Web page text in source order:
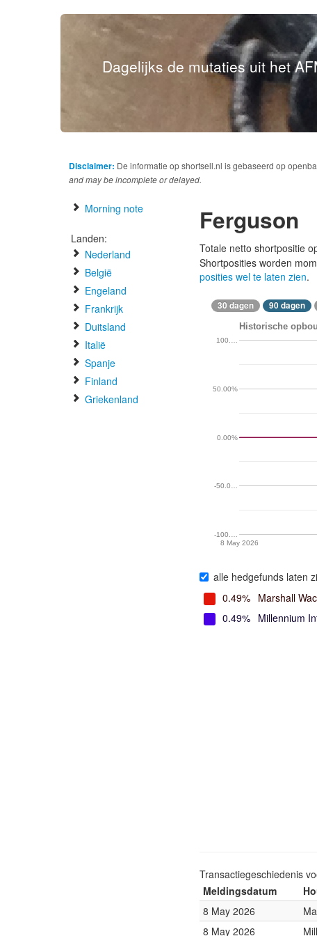
Dagelijks de mutaties uit het
Disclaimer: De informatie op shortsell.nl is gebaseerd op
and may be incomplete or delayed.
Morning note
Landen:
Nederland
België
Engeland
Frankrijk
Duitsland
Italië
Spanje
Finland
Griekenland
Ferguson
Totale netto shortpositie
Shortposities worden
posities wel te laten zien.
30 dagen 90 dagen
Historische
8 May 2026
-100.…
-50.0…
0.00%
50.00%
100.…
alle hedgefunds laten
0.49% Marshall
0.49% Millennium
Transactiegeschiedenis
Meldingsdatum
8 May 2026
8 May 2026